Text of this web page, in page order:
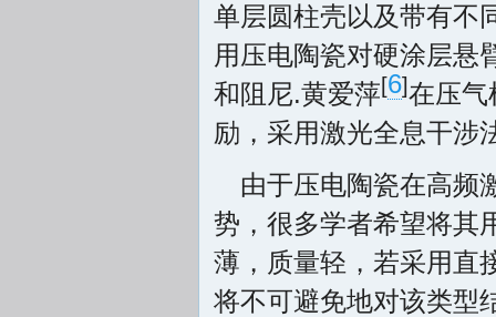
单层圆柱壳以及带有不
用压电陶瓷对硬涂层悬
和阻尼.黄爱萍[6]在压气
励，采用激光全息干涉
由于压电陶瓷在高频
势，很多学者希望将其
薄，质量轻，若采用直
将不可避免地对该类型